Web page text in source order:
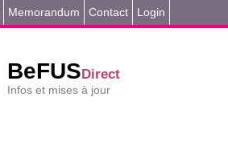
Memorandum Contact Login
BeFUS Direct
Infos et mises à jour